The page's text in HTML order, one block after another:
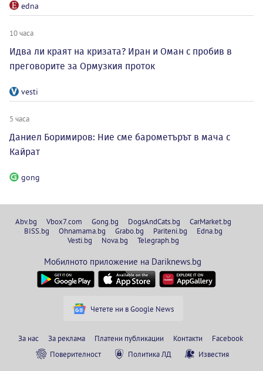
edna
10 часа
Идва ли краят на кризата? Иран и Оман с пробив в
преговорите за Ормузкия проток
vesti
5 часа
Даниел Боримиров: Ние сме барометърът в мача с
Кайрат
gong
Abv.bg Vbox7.com Gong.bg DogsAndCats.bg
CarMarket.bg
BISS.bg
Ohnamama.bg Grabo.bg Pariteni.bg
Edna.bg
Vesti.bg
Nova.bg Telegraph.bg
Мобилното приложение на Dariknews.bg
Четете ни в Google News
За нас За реклама Платени публикации Контакти
Facebook
Поверителност
Политика ЛД Известия